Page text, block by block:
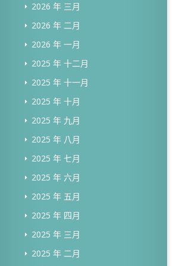
2026 年 三月
2026 年 二月
2026 年 一月
2025 年 十二月
2025 年 十一月
2025 年 十月
2025 年 九月
2025 年 八月
2025 年 七月
2025 年 六月
2025 年 五月
2025 年 四月
2025 年 三月
2025 年 二月